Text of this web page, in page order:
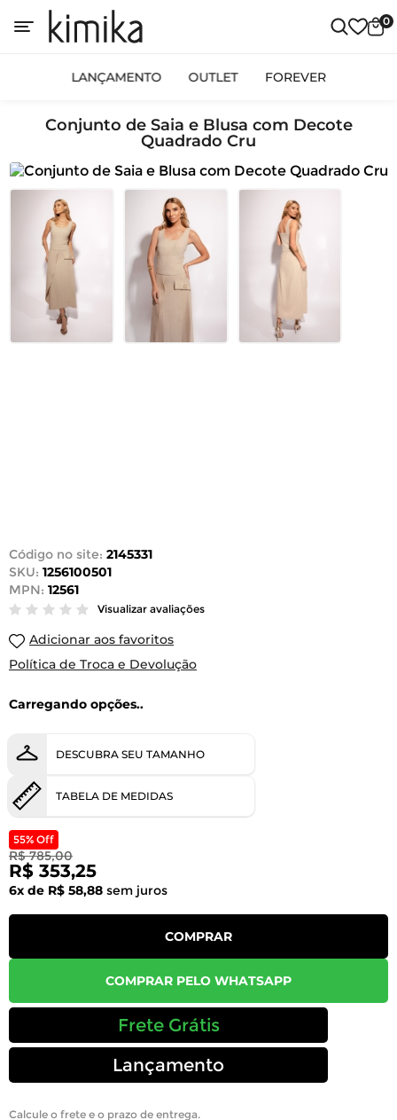
0
LANÇAMENTO OUTLET FOREVER
Conjunto de Saia e Blusa com Decote
Quadrado Cru
Código no site: 2145331
SKU: 1256100501
MPN: 12561
Visualizar avaliações
Adicionar aos favoritos
Política de Troca e Devolução
Carregando opções..
DESCUBRA SEU TAMANHO
TABELA DE MEDIDAS
55% Off
R$ 785,00
R$ 353,25
6x de R$ 58,88 sem juros
COMPRAR
COMPRAR PELO WHATSAPP
Frete Grátis
Lançamento
Calcule o frete e o prazo de entrega.